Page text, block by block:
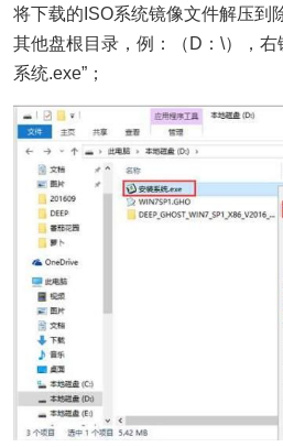
将下载的ISO系统镜像文件解压到
其他盘根目录，例：（D：\），右
系统.exe”；